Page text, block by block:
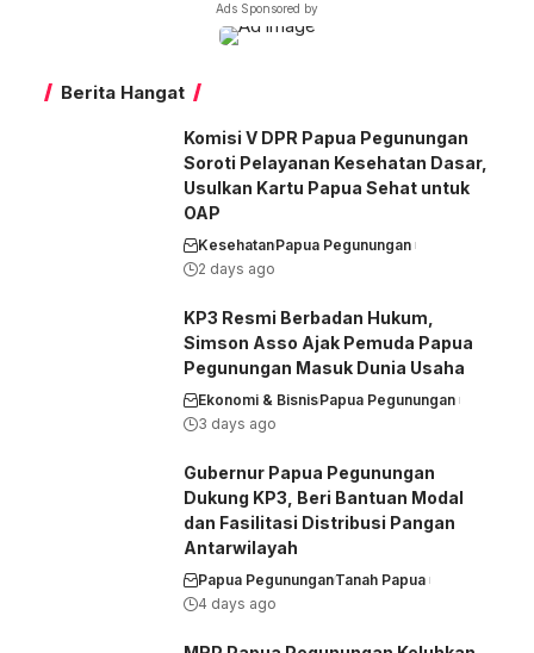
Ads Sponsored by
Berita Hangat
Komisi V DPR Papua Pegunungan
Soroti Pelayanan Kesehatan Dasar,
Usulkan Kartu Papua Sehat untuk
OAP
KesehatanPapua Pegunungan
2 days ago
KP3 Resmi Berbadan Hukum,
Simson Asso Ajak Pemuda Papua
Pegunungan Masuk Dunia Usaha
Ekonomi & BisnisPapua Pegunungan
3 days ago
Gubernur Papua Pegunungan
Dukung KP3, Beri Bantuan Modal
dan Fasilitasi Distribusi Pangan
Antarwilayah
Papua PegununganTanah Papua
4 days ago